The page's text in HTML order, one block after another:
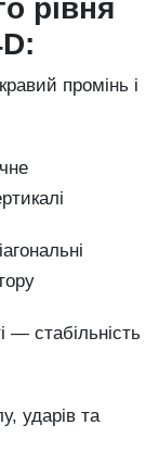
рівня
промінь і
— стабільність
ударів та